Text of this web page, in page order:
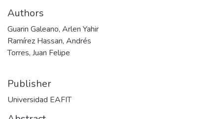
Authors
Guarin Galeano, Arlen Yahir
Ramírez Hassan, Andrés
Torres, Juan Felipe
Publisher
Universidad EAFIT